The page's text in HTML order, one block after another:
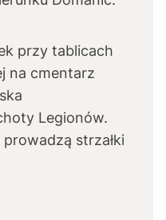
przy tablicach
na cmentarz
Legionów.
strzałki